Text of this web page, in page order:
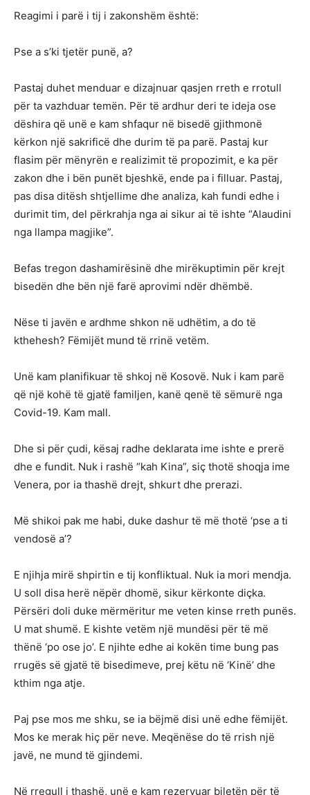
Reagimi i parë i tij i zakonshëm është:
Pse a s’ki tjetër punë, a?
Pastaj duhet menduar e dizajnuar qasjen rreth e rrotull
për ta vazhduar temën. Për të ardhur deri te ideja ose
dëshira që unë e kam shfaqur në bisedë gjithmonë
kërkon një sakrificë dhe durim të pa parë. Pastaj kur
flasim për mënyrën e realizimit të propozimit, e ka për
zakon dhe i bën punët bjeshkë, ende pa i filluar. Pastaj,
pas disa ditësh shtjellime dhe analiza, kah fundi edhe i
durimit tim, del përkrahja nga ai sikur ai të ishte “Alaudini
nga llampa magjike”.
Befas tregon dashamirësinë dhe mirëkuptimin për krejt
bisedën dhe bën një farë aprovimi ndër dhëmbë.
Nëse ti javën e ardhme shkon në udhëtim, a do të
kthehesh? Fëmijët mund të rrinë vetëm.
Unë kam planifikuar të shkoj në Kosovë. Nuk i kam parë
që një kohë të gjatë familjen, kanë qenë të sëmurë nga
Covid-19. Kam mall.
Dhe si për çudi, kësaj radhe deklarata ime ishte e prerë
dhe e fundit. Nuk i rashë “kah Kina”, siç thotë shoqja ime
Venera, por ia thashë drejt, shkurt dhe prerazi.
Më shikoi pak me habi, duke dashur të më thotë ‘pse a ti
vendosë a’?
E njihja mirë shpirtin e tij konfliktual. Nuk ia mori mendja.
U soll disa herë nëpër dhomë, sikur kërkonte diçka.
Përsëri doli duke mërmëritur me veten kinse rreth punës.
U mat shumë. E kishte vetëm një mundësi për të më
thënë ‘po ose jo’. E njihte edhe ai kokën time bung pas
rrugës së gjatë të bisedimeve, prej këtu në ‘Kinë’ dhe
kthim nga atje.
Paj pse mos me shku, se ia bëjmë disi unë edhe fëmijët.
Mos ke merak hiç për neve. Meqënëse do të rrish një
javë, ne mund të gjindemi.
Në rregull i thashë, unë e kam rezervuar biletën për të